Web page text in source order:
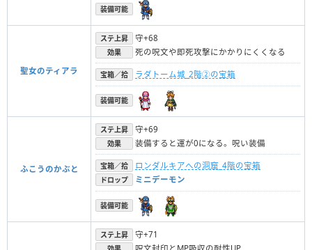
装備可能
聖女のティアラ
ステ上昇 守+68
効果 死の呪文や即死攻撃にかかりにくくなる
宝箱／拾 ラダトーム城_2階②の宝箱
装備可能
ふこうのかぶと
ステ上昇 守+69
効果 装備すると運が0になる。呪い装備
宝箱／拾 ロンダルキアへの洞窟_4階の宝箱
ドロップ ミニデーモン
装備可能
ステ上昇 守+71